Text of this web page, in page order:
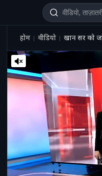
होम वीडियो खान सर को